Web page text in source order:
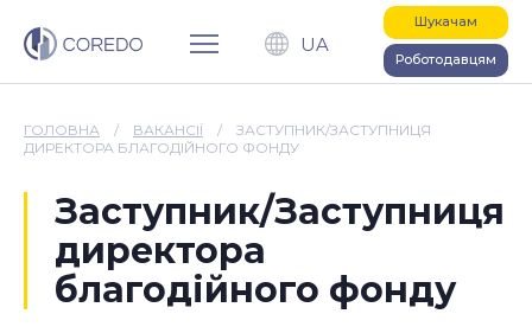
UA
Шукачам
Роботодавцям
ГОЛОВНА / ВАКАНСІЇ /
ЗАСТУПНИК/ЗАСТУПНИЦЯ
ДИРЕКТОРА БЛАГОДІЙНОГО ФОНДУ
Заступник/Заступниця
директора
благодійного фонду